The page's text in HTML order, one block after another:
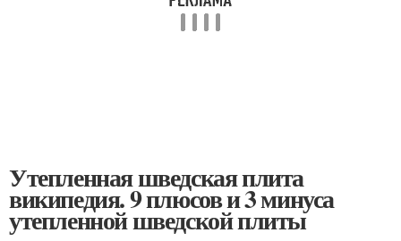
Утепленная шведская плита
википедия. 9 плюсов и 3 минуса
утепленной шведской плиты